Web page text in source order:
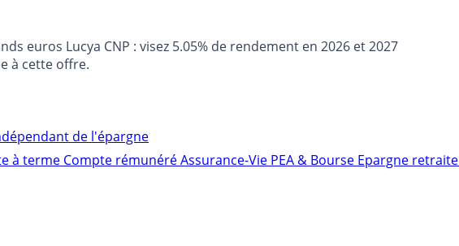
euros Lucya CNP : visez 5.05% de rendement en 2026 et 2027
à cette offre.
de l'épargne
à terme Compte rémunéréAssurance-Vie PEA & Bourse Epargne retraite